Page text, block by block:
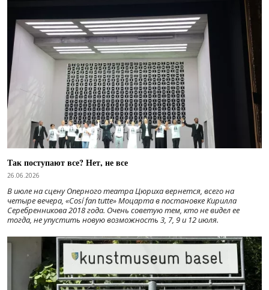
Так поступают все? Нет, не все
26.06.2026
В июле на сцену Оперного театра Цюриха вернется, всего на
четыре вечера, «Cosí fan tutte» Моцарта в постановке Кирилла
Серебренникова 2018 года. Очень советую тем, кто не видел ее
тогда, не упустить новую возможность 3, 7, 9 и 12 июля.